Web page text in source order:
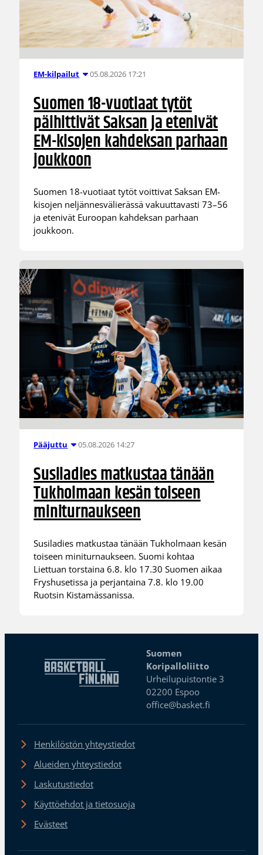
EM-kilpailut 05.08.2026 17:21
Suomen 18-vuotiaat tytöt
päihittivät Saksan ja etenivät
EM-kisojen kahdeksan parhaan
joukkoon
Suomen 18-vuotiaat tytöt voittivat Saksan EM-
kisojen neljännesvälierässä vakuuttavasti 73–56
ja etenivät Euroopan kahdeksan parhaan
joukkoon.
Pääjuttu 05.08.2026 14:27
Susiladies matkustaa tänään
Tukholmaan kesän toiseen
miniturnaukseen
Susiladies matkustaa tänään Tukholmaan kesän
toiseen miniturnaukseen. Suomi kohtaa
Liettuan torstaina 6.8. klo 17.30 Suomen aikaa
Fryshusetissa ja perjantaina 7.8. klo 19.00
Ruotsin Kistamässanissa.
Suomen
Koripalloliitto
Urheilupuistontie 3
02200 Espoo
office@basket.fi
Henkilöstön yhteystiedot
Alueiden yhteystiedot
Laskutustiedot
Käyttöehdot ja tietosuoja
Evästeet